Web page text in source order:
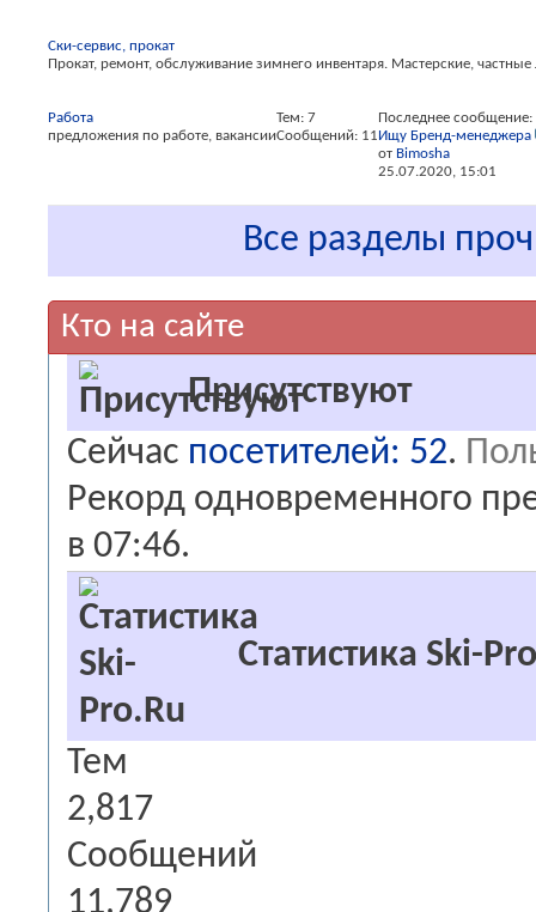
Ски-сервис, прокат
Прокат, ремонт, обслуживание зимнего инвентаря. Мастерские, частные
Работа
предложения по работе, вакансии
Тем: 7
Сообщений: 11
Последнее сообщение:
Ищу Бренд-менеджера
от Bimosha
25.07.2020, 15:01
Все разделы
Кто на сайте
Присутствуют
Сейчас посетителей: 52.
Рекорд одновременного
в 07:46.
Статистика Ski-
Тем
2,817
Сообщений
11,789